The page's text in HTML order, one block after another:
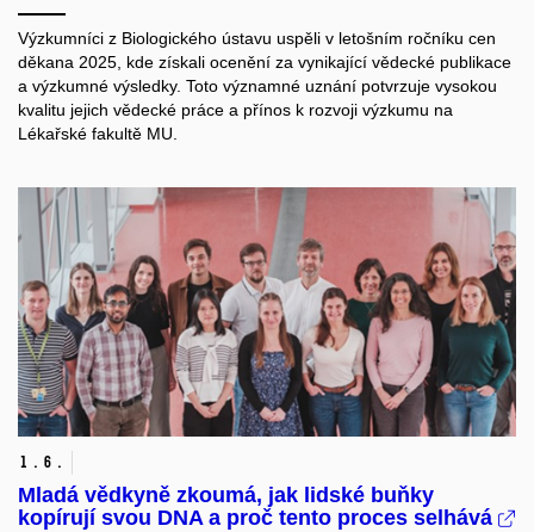
Výzkumníci z Biologického ústavu uspěli v letošním ročníku cen
děkana 2025, kde získali ocenění za vynikající vědecké publikace
a výzkumné výsledky. Toto významné uznání potvrzuje vysokou
kvalitu jejich vědecké práce a přínos k rozvoji výzkumu na
Lékařské fakultě MU.
1. 6.
Mladá vědkyně zkoumá, jak lidské buňky
kopírují svou DNA a proč tento proces selhává